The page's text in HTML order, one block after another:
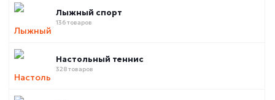
Лыжный спорт
136 товаров
Настольный теннис
328 товаров